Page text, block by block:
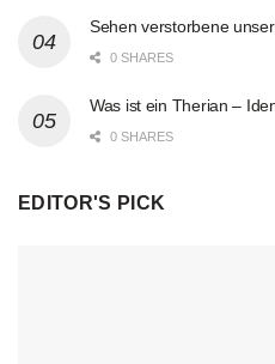
Sehen verstorbene
0 SHARES
Was ist ein Therian –
0 SHARES
EDITOR'S PICK